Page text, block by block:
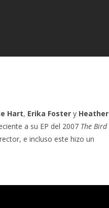
Hart, Erika Foster y Heather
a su EP del 2007 The Bird
e incluso este hizo un